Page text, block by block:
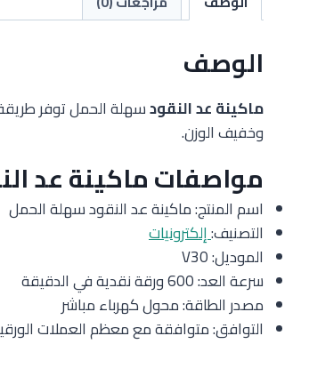
الوصف
ماكينة عد النقودسهلة الحمل توفر
وخفيف الوزن.
مواصفات ماكينة عد
اسم المنتج: ماكينة عد النقود سهلة الحمل
التصنيف:إلكترونيات
الموديل: V30
سرعة العد: 600 ورقة نقدية في الدقيقة
مصدر الطاقة: محول كهرباء مباشر
التوافق: متوافقة مع معظم العملات الورقية